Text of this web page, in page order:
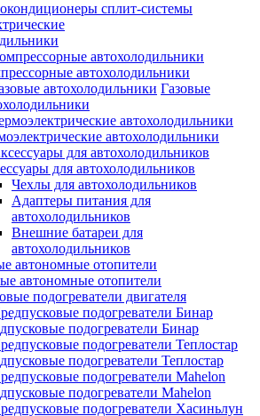
сплит-системы
автохолодильники
Газовые
автохолодильники
для автохолодильников
Чехлы для автохолодильников
Адаптеры питания для
автохолодильников
Внешние батареи для
автохолодильников
автономные отопители
автономные отопители
подогреватели двигателя
подогреватели Бинар
подогреватели Теплостар
подогреватели Mahelon